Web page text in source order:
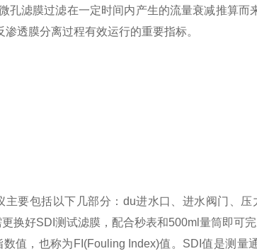
孔滤膜过滤在一定时间内产生的流量衰减推算而
透膜分离过程有效运行的重要指标。
要包括以下几部分：du进水口、进水阀门、压
换好SDI测试滤膜，配合秒表和500ml量筒即可完
值，也称为FI(Fouling Index)值。SDI值是测量